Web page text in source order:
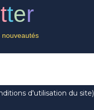
tter
nouveautés
d'utilisation du site)